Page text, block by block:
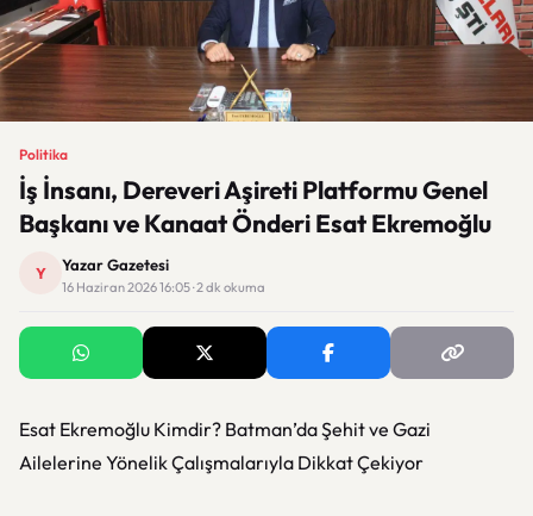
Politika
İş İnsanı, Dereveri Aşireti Platformu Genel
Başkanı ve Kanaat Önderi Esat Ekremoğlu
Y Yazar Gazetesi
16 Haziran 2026 16:05 · 2 dk okuma
Esat Ekremoğlu Kimdir? Batman’da Şehit ve Gazi
Ailelerine Yönelik Çalışmalarıyla Dikkat Çekiyor